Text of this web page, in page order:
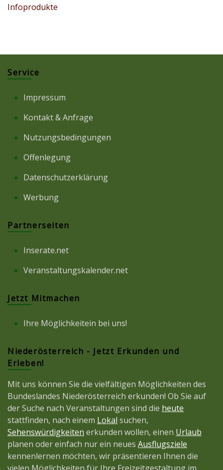
Infoprodukte
Service
Impressum
Kontakt & Anfrage
Nutzungsbedingungen
Offenlegung
Datenschutzerklärung
Werbung
Partnerseiten
Inserate.net
Veranstaltungskalender.net
Jetzt Mitmachen
Ihre Möglichkeitein bei uns!
Niederösterreich - Jetzt Erkunden und
Erleben!
Mit uns können Sie die vielfältigen Möglichkeiten des
Bundeslandes Niederösterreich erkunden! Ob Sie auf
der Suche nach Veranstaltungen sind die heute
stattfinden, nach einem Lokal suchen,
Sehenswürdigkeiten erkunden wollen, einen Urlaub
planen oder einfach nur ein neues Ausflugsziele
kennenlernen möchten, wir präsentieren Ihnen die